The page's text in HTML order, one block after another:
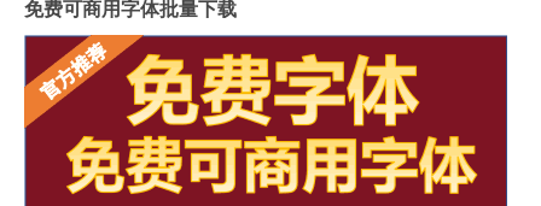
免费可商用字体批量下载